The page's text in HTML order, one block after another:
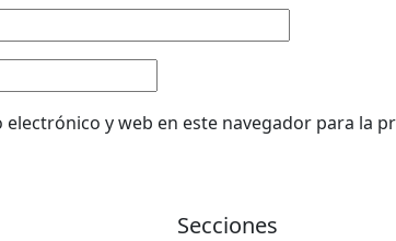
y web en este navegador para la
Secciones